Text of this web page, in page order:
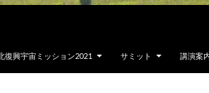
復興宇宙ミッション2021 サミット 講演案